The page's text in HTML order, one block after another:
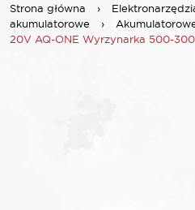
Strona główna ›
akumulatorowe
›
20V AQ-ONE Wyrzynarka 500-